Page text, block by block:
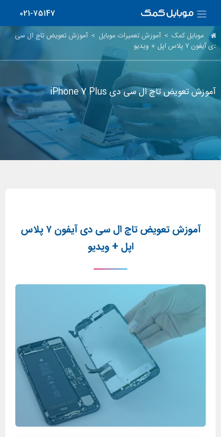
021-75147
موبایل کمک > آموزش تعمیرات موبایل > آموزش تعویض تاچ ال سی
دی آیفون ۷ پلاس اپل + ویدیو
آموزش تعویض تاچ ال سی دی iPhone 7 Plus
آموزش تعویض تاچ ال سی دی آیفون ۷ پلاس
اپل + ویدیو